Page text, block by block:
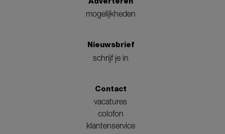
mogelijkheden
Nieuwsbrief
schrijf je in
Contact
vacatures
colofon
klantenservice